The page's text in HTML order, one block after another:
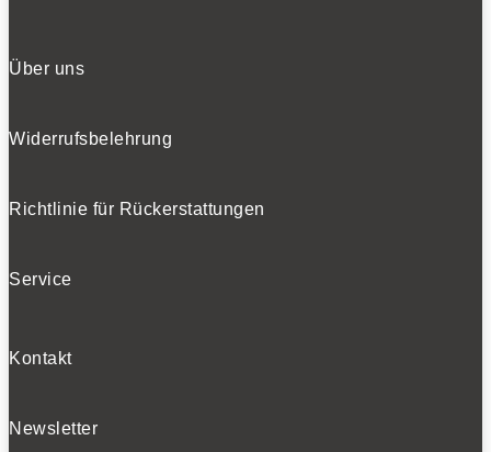
Über uns
Widerrufsbelehrung
Richtlinie für Rückerstattungen
Service
Kontakt
Newsletter